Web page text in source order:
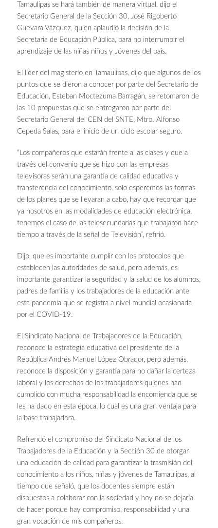
Tamaulipas se hará también de manera virtual, dijo el
Secretario General de la Sección 30, José Rigoberto
Guevara Vázquez, quien aplaudió la decisión de la
Secretaria de Educación Pública, para no interrumpir el
aprendizaje de las niñas niños y Jóvenes del país.
El líder del magisterio en Tamaulipas, dijo que algunos de los
puntos que se dieron a conocer por parte del Secretario de
Educación, Esteban Moctezuma Barragán, se retomaron de
las 10 propuestas que se entregaron por parte del
Secretario General del CEN del SNTE, Mtro. Alfonso
Cepeda Salas, para el inicio de un ciclo escolar seguro.
“Los compañeros que estarán frente a las clases y que a
través del convenio que se hizo con las empresas
televisoras serán una garantía de calidad educativa y
transferencia del conocimiento, solo esperemos las formas
de los planes que se llevaran a cabo, hay que recordar que
ya nosotros en las modalidades de educación electrónica,
tenemos el caso de las telesecundarias que trabajaron hace
tiempo a través de la señal de Televisión”, refirió.
Dijo, que es importante cumplir con los protocolos que
establecen las autoridades de salud, pero además, es
importante garantizar la seguridad y la salud de los alumnos,
padres de familia y los trabajadores de la educación ante
esta pandemia que se registra a nivel mundial ocasionada
por el COVID-19.
El Sindicato Nacional de Trabajadores de la Educación,
reconoce la estrategia educativa del presidente de la
República Andrés Manuel López Obrador, pero además,
reconoce la disposición y garantía para no dañar la certeza
laboral y los derechos de los trabajadores quienes han
cumplido con mucha responsabilidad la encomienda que se
les ha dado en esta época, lo cual es una gran ventaja para
la base trabajadora.
Refrendó el compromiso del Sindicato Nacional de los
Trabajadores de la Educación y la Sección 30 de otorgar
una educación de calidad para garantizar la trasmisión del
conocimiento a los niños, niñas y jóvenes de Tamaulipas, al
tiempo que señaló, que los docentes siempre están
dispuestos a colaborar con la sociedad y hoy no se dejaría
de hacer porque hay compromiso, responsabilidad y una
gran vocación de mis compañeros.